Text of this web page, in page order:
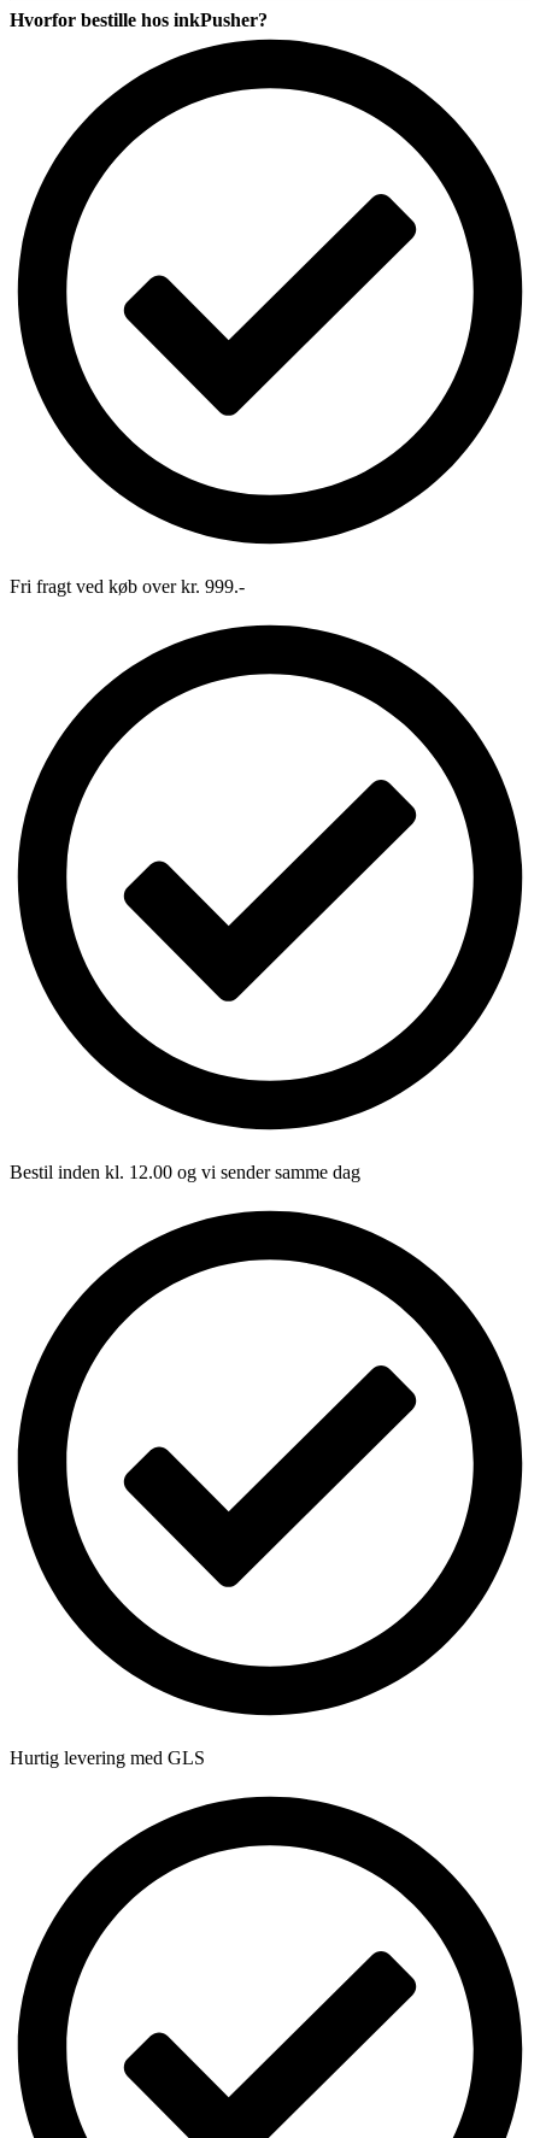
Mus
antal
Hvorfor bestille hos inkPusher?
Fri fragt ved køb over kr. 999.-
Bestil inden kl. 12.00 og vi sender samme dag
Hurtig levering med GLS